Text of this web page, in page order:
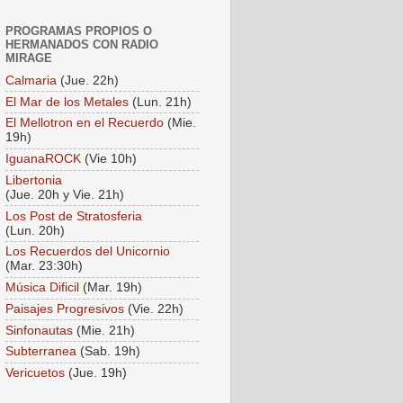
PROGRAMAS PROPIOS O
HERMANADOS CON RADIO
MIRAGE
Calmaria (Jue. 22h)
El Mar de los Metales (Lun. 21h)
El Mellotron en el Recuerdo (Mie.
19h)
IguanaROCK (Vie 10h)
Libertonia
(Jue. 20h y Vie. 21h)
Los Post de Stratosferia
(Lun. 20h)
Los Recuerdos del Unicornio
(Mar. 23:30h)
Música Dificil (Mar. 19h)
Paisajes Progresivos (Vie. 22h)
Sinfonautas (Mie. 21h)
Subterranea (Sab. 19h)
Vericuetos (Jue. 19h)